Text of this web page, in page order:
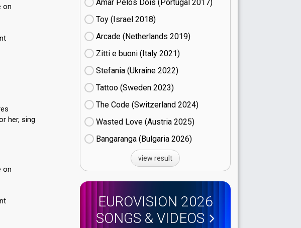
on
her, sing
on
Amar Pelos Dois (Portugal
17)
Toy (Israel
18)
Arcade (Netherlands
19)
Zitti e buoni​ (Italy
21)
Stefania (Ukraine
22)
Tattoo (Sweden
23)
The Code (Switzerland
24)
Wasted Love (Austria
25)
Bangaranga (Bulgaria
26)
view result
EUROVISION 2026
SONGS & VIDEOS